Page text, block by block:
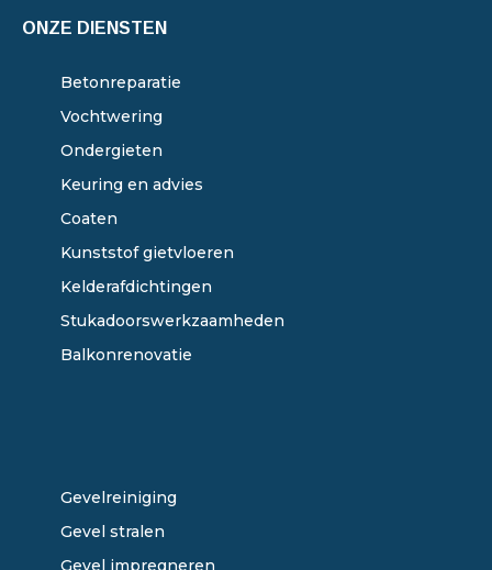
ONZE DIENSTEN
Betonreparatie
Vochtwering
Ondergieten
Keuring en advies
Coaten
Kunststof gietvloeren
Kelderafdichtingen
Stukadoorswerkzaamheden
Balkonrenovatie
Gevelreiniging
Gevel stralen
Gevel impregneren